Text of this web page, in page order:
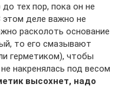
тех пор, пока он не
этом деле важно не
расколоть основание
то его смазывают
герметиком), чтобы
накренялась под весом
высохнет, надо